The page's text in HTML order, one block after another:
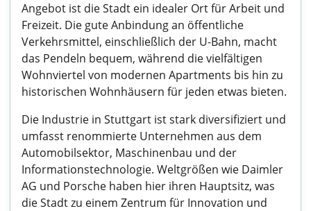
Angebot ist die Stadt ein idealer Ort für Arbeit und
Freizeit. Die gute Anbindung an öffentliche
Verkehrsmittel, einschließlich der U-Bahn, macht
das Pendeln bequem, während die vielfältigen
Wohnviertel von modernen Apartments bis hin zu
historischen Wohnhäusern für jeden etwas bieten.
Die Industrie in Stuttgart ist stark diversifiziert und
umfasst renommierte Unternehmen aus dem
Automobilsektor, Maschinenbau und der
Informationstechnologie. Weltgrößen wie Daimler
AG und Porsche haben hier ihren Hauptsitz, was
die Stadt zu einem Zentrum für Innovation und